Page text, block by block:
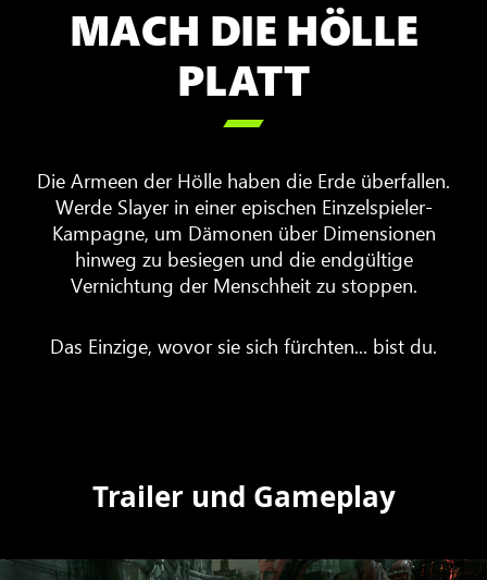
MACH DIE HÖLLE
PLATT

Die Armeen der Hölle haben die Erde überfallen.
Werde Slayer in einer epischen Einzelspieler-
Kampagne, um Dämonen über Dimensionen
hinweg zu besiegen und die endgültige
Vernichtung der Menschheit zu stoppen.
Das Einzige, wovor sie sich fürchten... bist du.
Trailer und Gameplay